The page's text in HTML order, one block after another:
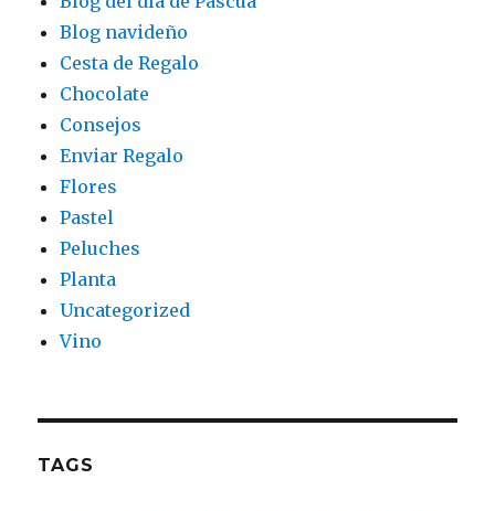
Blog navideño
Cesta de Regalo
Chocolate
Consejos
Enviar Regalo
Flores
Pastel
Peluches
Planta
Uncategorized
Vino
TAGS